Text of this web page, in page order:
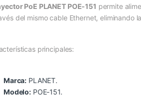
PoE PLANET POE-151 permite
del mismo cable Ethernet, eliminando
principales:
Marca: PLANET.
Modelo: POE-151.